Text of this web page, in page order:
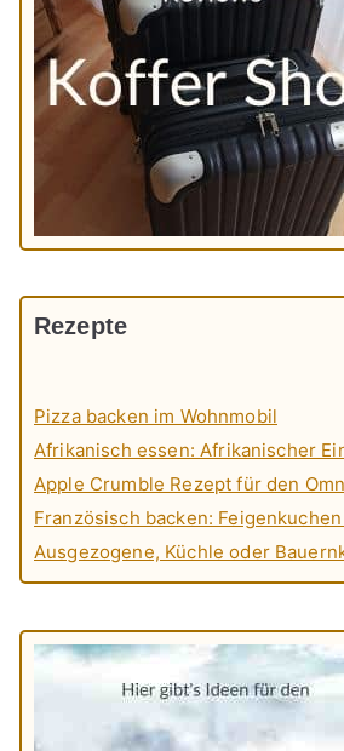
Rezepte
Pizza backen im Wohnmobil
Afrikanisch essen: Afrikanischer
Apple Crumble Rezept für den
Französisch backen:
Ausgezogene, Küchle oder